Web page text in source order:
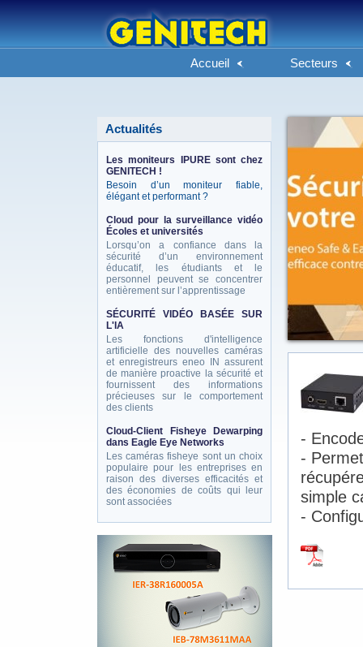
Accueil Secteurs
Actualités
Les moniteurs IPURE sont chez
GENITECH !
Besoin d’un moniteur fiable,
élégant et performant ?
Cloud pour la surveillance vidéo
Écoles et universités
Lorsqu’on a confiance dans la
sécurité d’un environnement
éducatif, les étudiants et le
personnel peuvent se concentrer
entièrement sur l’apprentissage
SÉCURITÉ VIDÉO BASÉE SUR
L'IA
Les fonctions d'intelligence
artificielle des nouvelles caméras
et enregistreurs eneo IN assurent
de manière proactive la sécurité et
fournissent des informations
précieuses sur le comportement
des clients
Cloud-Client Fisheye Dewarping
dans Eagle Eye Networks
Les caméras fisheye sont un choix
populaire pour les entreprises en
raison des diverses efficacités et
des économies de coûts qui leur
sont associées
-
-
simple
-